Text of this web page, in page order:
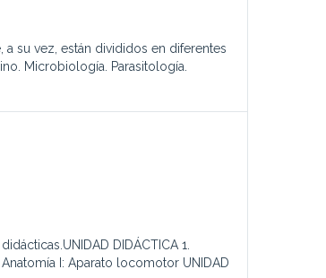
su vez, están divididos en diferentes
Microbiología. Parasitología.
DIDÁCTICA 1.
I: Aparato locomotor UNIDAD